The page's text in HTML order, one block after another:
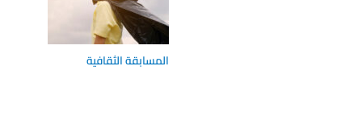
المسابقة الثقافية